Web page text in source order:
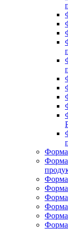
Форма